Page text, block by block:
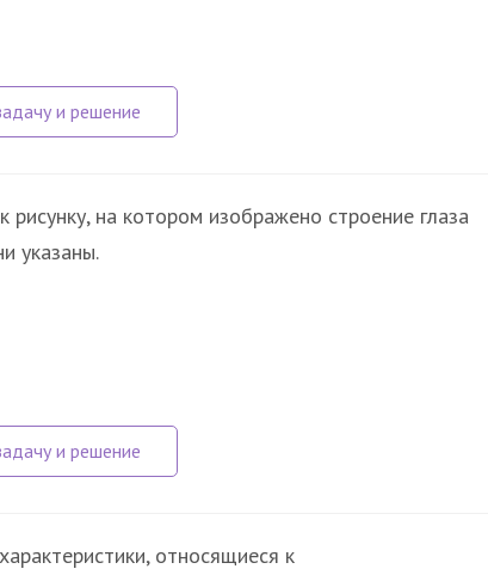
на котором изображено строение глаза
указаны.
относящиеся к